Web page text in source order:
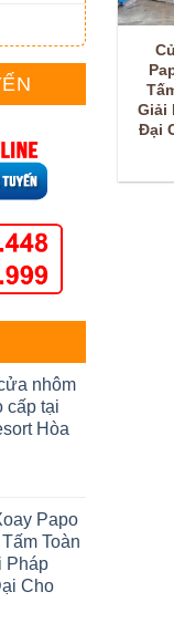
nhôm
cấp tại
Hòa
Papo
Toàn
Pháp
Cho
Giải
Đại